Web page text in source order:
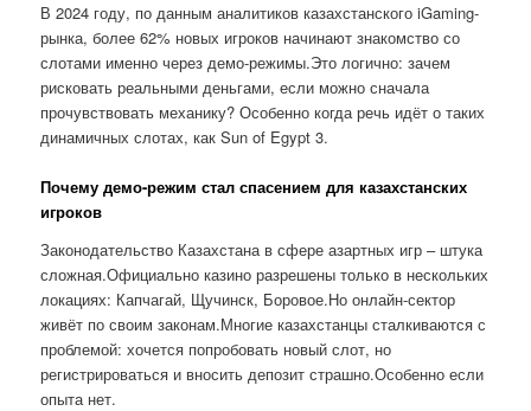
В 2024 году, по данным аналитиков казахстанского iGaming-
рынка, более 62% новых игроков начинают знакомство со
слотами именно через демо-режимы.Это логично: зачем
рисковать реальными деньгами, если можно сначала
прочувствовать механику? Особенно когда речь идёт о таких
динамичных слотах, как Sun of Egypt 3.
Почему демо-режим стал спасением для казахстанских
игроков
Законодательство Казахстана в сфере азартных игр – штука
сложная.Официально казино разрешены только в нескольких
локациях: Капчагай, Щучинск, Боровое.Но онлайн-сектор
живёт по своим законам.Многие казахстанцы сталкиваются с
проблемой: хочется попробовать новый слот, но
регистрироваться и вносить депозит страшно.Особенно если
опыта нет.